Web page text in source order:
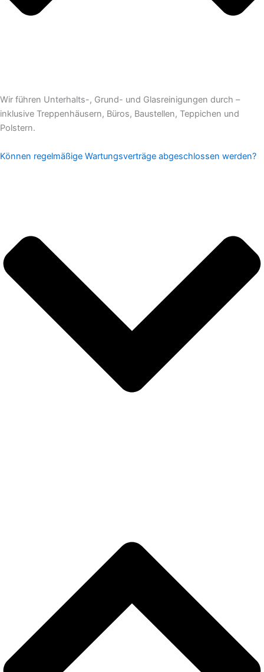
Wir führen Unterhalts-, Grund- und Glasreinigungen durch –
inklusive Treppenhäusern, Büros, Baustellen, Teppichen und
Polstern.
Können regelmäßige Wartungsverträge abgeschlossen werden?